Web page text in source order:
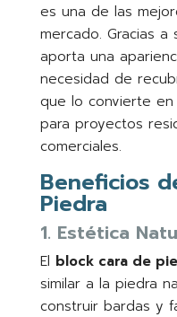
es una de las
mercado. Gracias
aporta una
necesidad de
que lo convierte
para proyectos
comerciales.
Beneficios
Piedra
1. Estética
El block cara de
similar a la piedra
construir bardas y